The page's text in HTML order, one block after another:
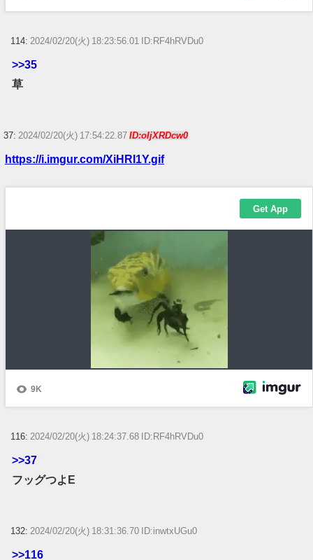
114: 2024/02/20(火) 18:23:56.01 ID:RF4hRVDu0
>>35
草
37: 2024/02/20(火) 17:54:22.87 ID:oIjXRDcw0
https://i.imgur.com/XiHRI1Y.gif
116: 2024/02/20(火) 18:24:37.68 ID:RF4hRVDu0
>>37
フッグつよE
132: 2024/02/20(火) 18:31:36.70 ID:inwtxUGu0
>>116